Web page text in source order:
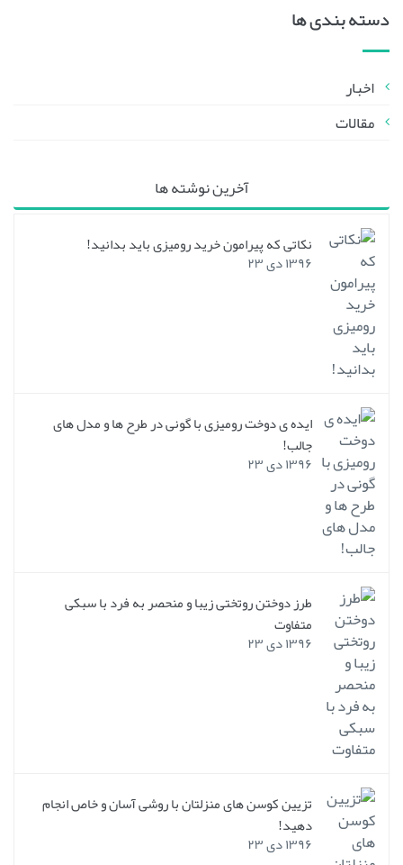
دسته بندی ها
اخبار
مقالات
آخرین نوشته ها
نکاتی که پیرامون خرید رومیزی باید بدانید!
۱۳۹۶ دی ۲۳
ایده ی دوخت رومیزی با گونی در طرح ها و مدل های
جالب!
۱۳۹۶ دی ۲۳
طرز دوختن روتختی زیبا و منحصر به فرد با سبکی
متفاوت
۱۳۹۶ دی ۲۳
تزیین کوسن های منزلتان با روشی آسان و خاص انجام
دهید!
۱۳۹۶ دی ۲۳